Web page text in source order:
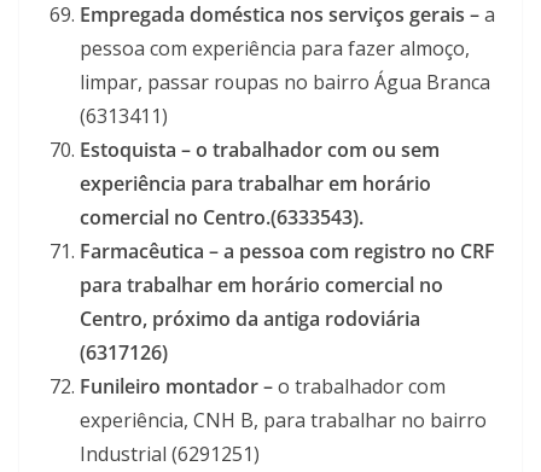
Empregada doméstica nos serviços gerais –a
pessoa com experiência para fazer almoço,
limpar, passar roupas no bairro Água Branca
(6313411)
Estoquista – o trabalhador com ou sem
experiência para trabalhar em horário
comercial no Centro.(6333543).
Farmacêutica –a pessoa com registro no CRF
para trabalhar em horário comercial no
Centro, próximo da antiga rodoviária
(6317126)
Funileiro montador –o trabalhador com
experiência, CNH B, para trabalhar no bairro
Industrial (6291251)